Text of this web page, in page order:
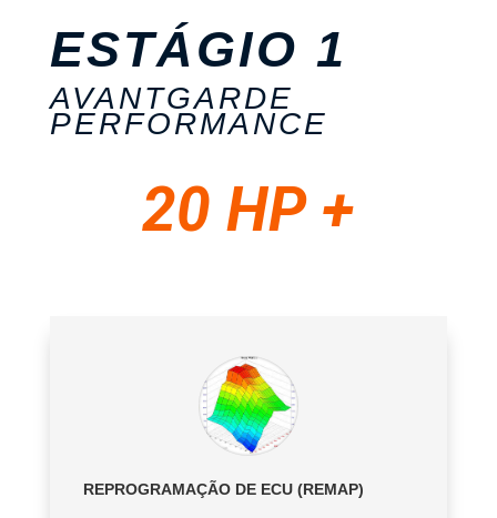
ESTÁGIO 1
AVANTGARDE
PERFORMANCE
20 HP +
REPROGRAMAÇÃO DE ECU (REMAP)